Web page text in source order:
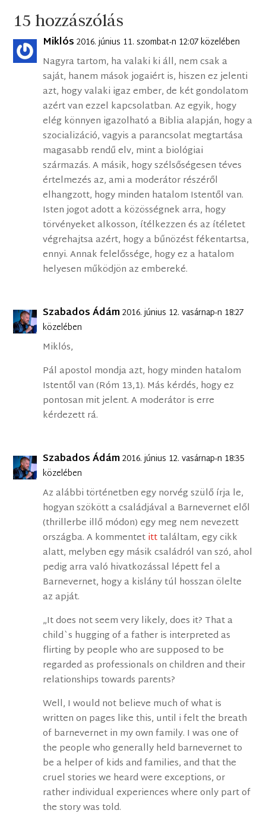
15 hozzászólás
Miklós 2016. június 11. szombat-n 12:07 közelében
Nagyra tartom, ha valaki ki áll, nem csak a
saját, hanem mások jogaiért is, hiszen ez jelenti
azt, hogy valaki igaz ember, de két gondolatom
azért van ezzel kapcsolatban. Az egyik, hogy
elég könnyen igazolható a Biblia alapján, hogy a
szocializáció, vagyis a parancsolat megtartása
magasabb rendű elv, mint a biológiai
származás. A másik, hogy szélsőségesen téves
értelmezés az, ami a moderátor részéről
elhangzott, hogy minden hatalom Istentől van.
Isten jogot adott a közösségnek arra, hogy
törvényeket alkosson, ítélkezzen és az ítéletet
végrehajtsa azért, hogy a bűnözést fékentartsa,
ennyi. Annak felelőssége, hogy ez a hatalom
helyesen működjön az embereké.
Szabados Ádám2016. június 12. vasárnap-n 18:27
közelében
Miklós,
Pál apostol mondja azt, hogy minden hatalom
Istentől van (Róm 13,1). Más kérdés, hogy ez
pontosan mit jelent. A moderátor is erre
kérdezett rá.
Szabados Ádám2016. június 12. vasárnap-n 18:35
közelében
Az alábbi történetben egy norvég szülő írja le,
hogyan szökött a családjával a Barnevernet elől
(thrillerbe illő módon) egy meg nem nevezett
országba. A kommentetitttaláltam, egy cikk
alatt, melyben egy másik családról van szó, ahol
pedig arra való hivatkozással lépett fel a
Barnevernet, hogy a kislány túl hosszan ölelte
az apját.
„It does not seem very likely, does it? That a
child`s hugging of a father is interpreted as
flirting by people who are supposed to be
regarded as professionals on children and their
relationships towards parents?
Well, I would not believe much of what is
written on pages like this, until i felt the breath
of barnevernet in my own family. I was one of
the people who generally held barnevernet to
be a helper of kids and families, and that the
cruel stories we heard were exceptions, or
rather individual experiences where only part of
the story was told.